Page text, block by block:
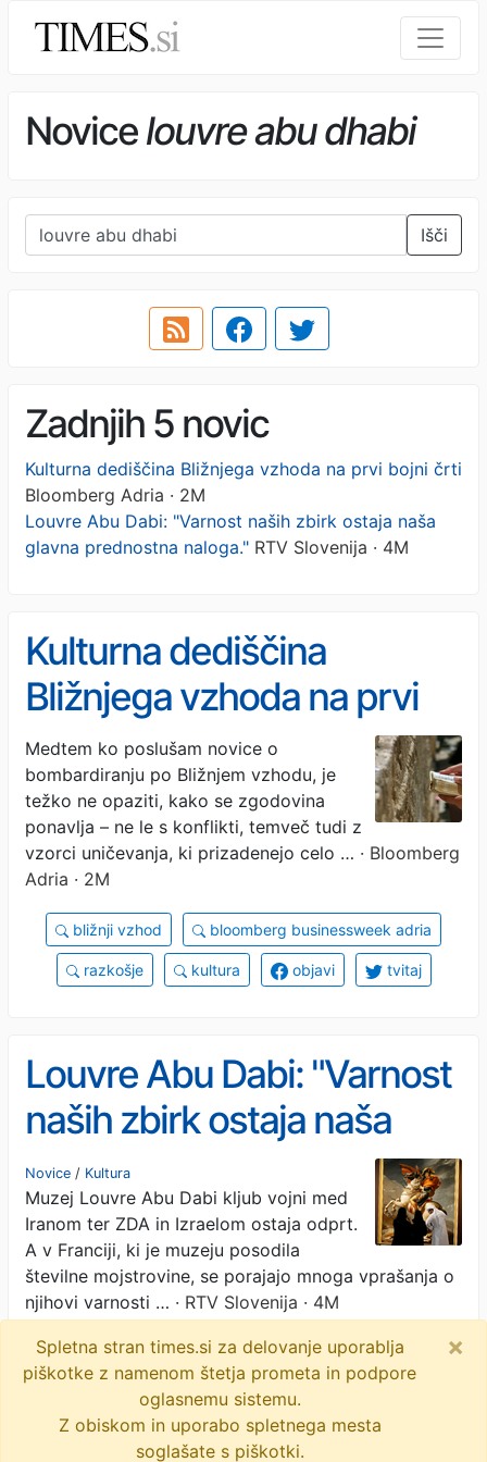
Novicelouvre abu dhabi
Išči
Zadnjih 5 novic
Kulturna dediščina Bližnjega vzhoda na prvi bojni črti
Bloomberg Adria · 2M
Louvre Abu Dabi: "Varnost naših zbirk ostaja naša
glavna prednostna naloga." RTV Slovenija · 4M
Kulturna dediščina
Bližnjega vzhoda na prvi
bojni črti
Medtem ko poslušam novice o
bombardiranju po Bližnjem vzhodu, je
težko ne opaziti, kako se zgodovina
ponavlja – ne le s konflikti, temveč tudi z
vzorci uničevanja, ki prizadenejo celo … · Bloomberg
Adria · 2M
bližnji vzhod bloomberg businessweek adria
razkošje kultura objavi tvitaj
Louvre Abu Dabi: "Varnost
naših zbirk ostaja naša
glavna prednostna
naloga."
Novice / Kultura
Muzej Louvre Abu Dabi kljub vojni med
Iranom ter ZDA in Izraelom ostaja odprt.
A v Franciji, ki je muzeju posodila
številne mojstrovine, se porajajo mnoga vprašanja o
njihovi varnosti … · RTV Slovenija · 4M
repatriacija louvre louvre abu dhabi
vojna v iranu objavi
Spletna stran times.si za delovanje uporablja
piškotke z namenom štetja prometa in podpore
oglasnemu sistemu.
Z obiskom in uporabo spletnega mesta
soglašate s piškotki.
×